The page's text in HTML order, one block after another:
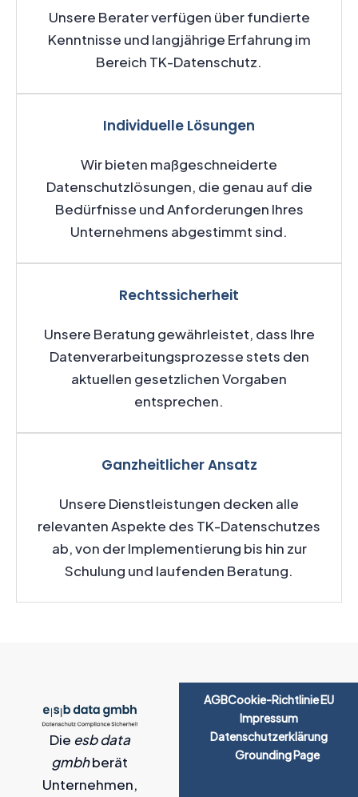
Unsere Berater verfügen über fundierte
Kenntnisse und langjährige Erfahrung im
Bereich TK-Datenschutz.
Individuelle Lösungen
Wir bieten maßgeschneiderte
Datenschutzlösungen, die genau auf die
Bedürfnisse und Anforderungen Ihres
Unternehmens abgestimmt sind.
Rechtssicherheit
Unsere Beratung gewährleistet, dass Ihre
Datenverarbeitungsprozesse stets den
aktuellen gesetzlichen Vorgaben
entsprechen.
Ganzheitlicher Ansatz
Unsere Dienstleistungen decken alle
relevanten Aspekte des TK-Datenschutzes
ab, von der Implementierung bis hin zur
Schulung und laufenden Beratung.
Die esb data
gmbhberät
Unternehmen,
AGBCookie-Richtlinie EU
Impressum
Datenschutzerklärung
Grounding Page